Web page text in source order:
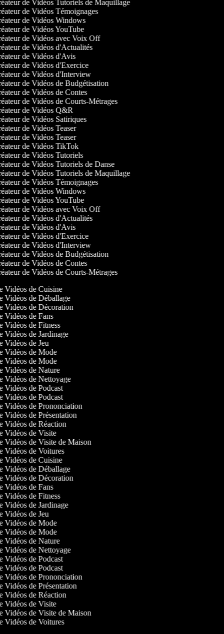
de Vidéos Tutoriels de Maquillage
de Vidéos Témoignages
de Vidéos Windows
de Vidéos YouTube
de Vidéos avec Voix Off
de Vidéos d'Actualités
de Vidéos d'Avis
de Vidéos d'Exercice
de Vidéos d'Interview
de Vidéos de Budgétisation
de Vidéos de Contes
de Vidéos de Courts-Métrages
de Vidéos Q&R
de Vidéos Satiriques
de Vidéos Teaser
de Vidéos Teaser
de Vidéos TikTok
de Vidéos Tutoriels
de Vidéos Tutoriels de Danse
de Vidéos Tutoriels de Maquillage
de Vidéos Témoignages
de Vidéos Windows
de Vidéos YouTube
de Vidéos avec Voix Off
de Vidéos d'Actualités
de Vidéos d'Avis
de Vidéos d'Exercice
de Vidéos d'Interview
de Vidéos de Budgétisation
de Vidéos de Contes
de Vidéos de Courts-Métrages
Vidéos de Cuisine
Vidéos de Déballage
Vidéos de Décoration
Vidéos de Fans
Vidéos de Fitness
Vidéos de Jardinage
Vidéos de Jeu
Vidéos de Mode
Vidéos de Mode
Vidéos de Nature
Vidéos de Nettoyage
Vidéos de Podcast
Vidéos de Podcast
Vidéos de Prononciation
Vidéos de Présentation
Vidéos de Réaction
Vidéos de Visite
Vidéos de Visite de Maison
Vidéos de Voitures
Vidéos de Cuisine
Vidéos de Déballage
Vidéos de Décoration
Vidéos de Fans
Vidéos de Fitness
Vidéos de Jardinage
Vidéos de Jeu
Vidéos de Mode
Vidéos de Mode
Vidéos de Nature
Vidéos de Nettoyage
Vidéos de Podcast
Vidéos de Podcast
Vidéos de Prononciation
Vidéos de Présentation
Vidéos de Réaction
Vidéos de Visite
Vidéos de Visite de Maison
Vidéos de Voitures